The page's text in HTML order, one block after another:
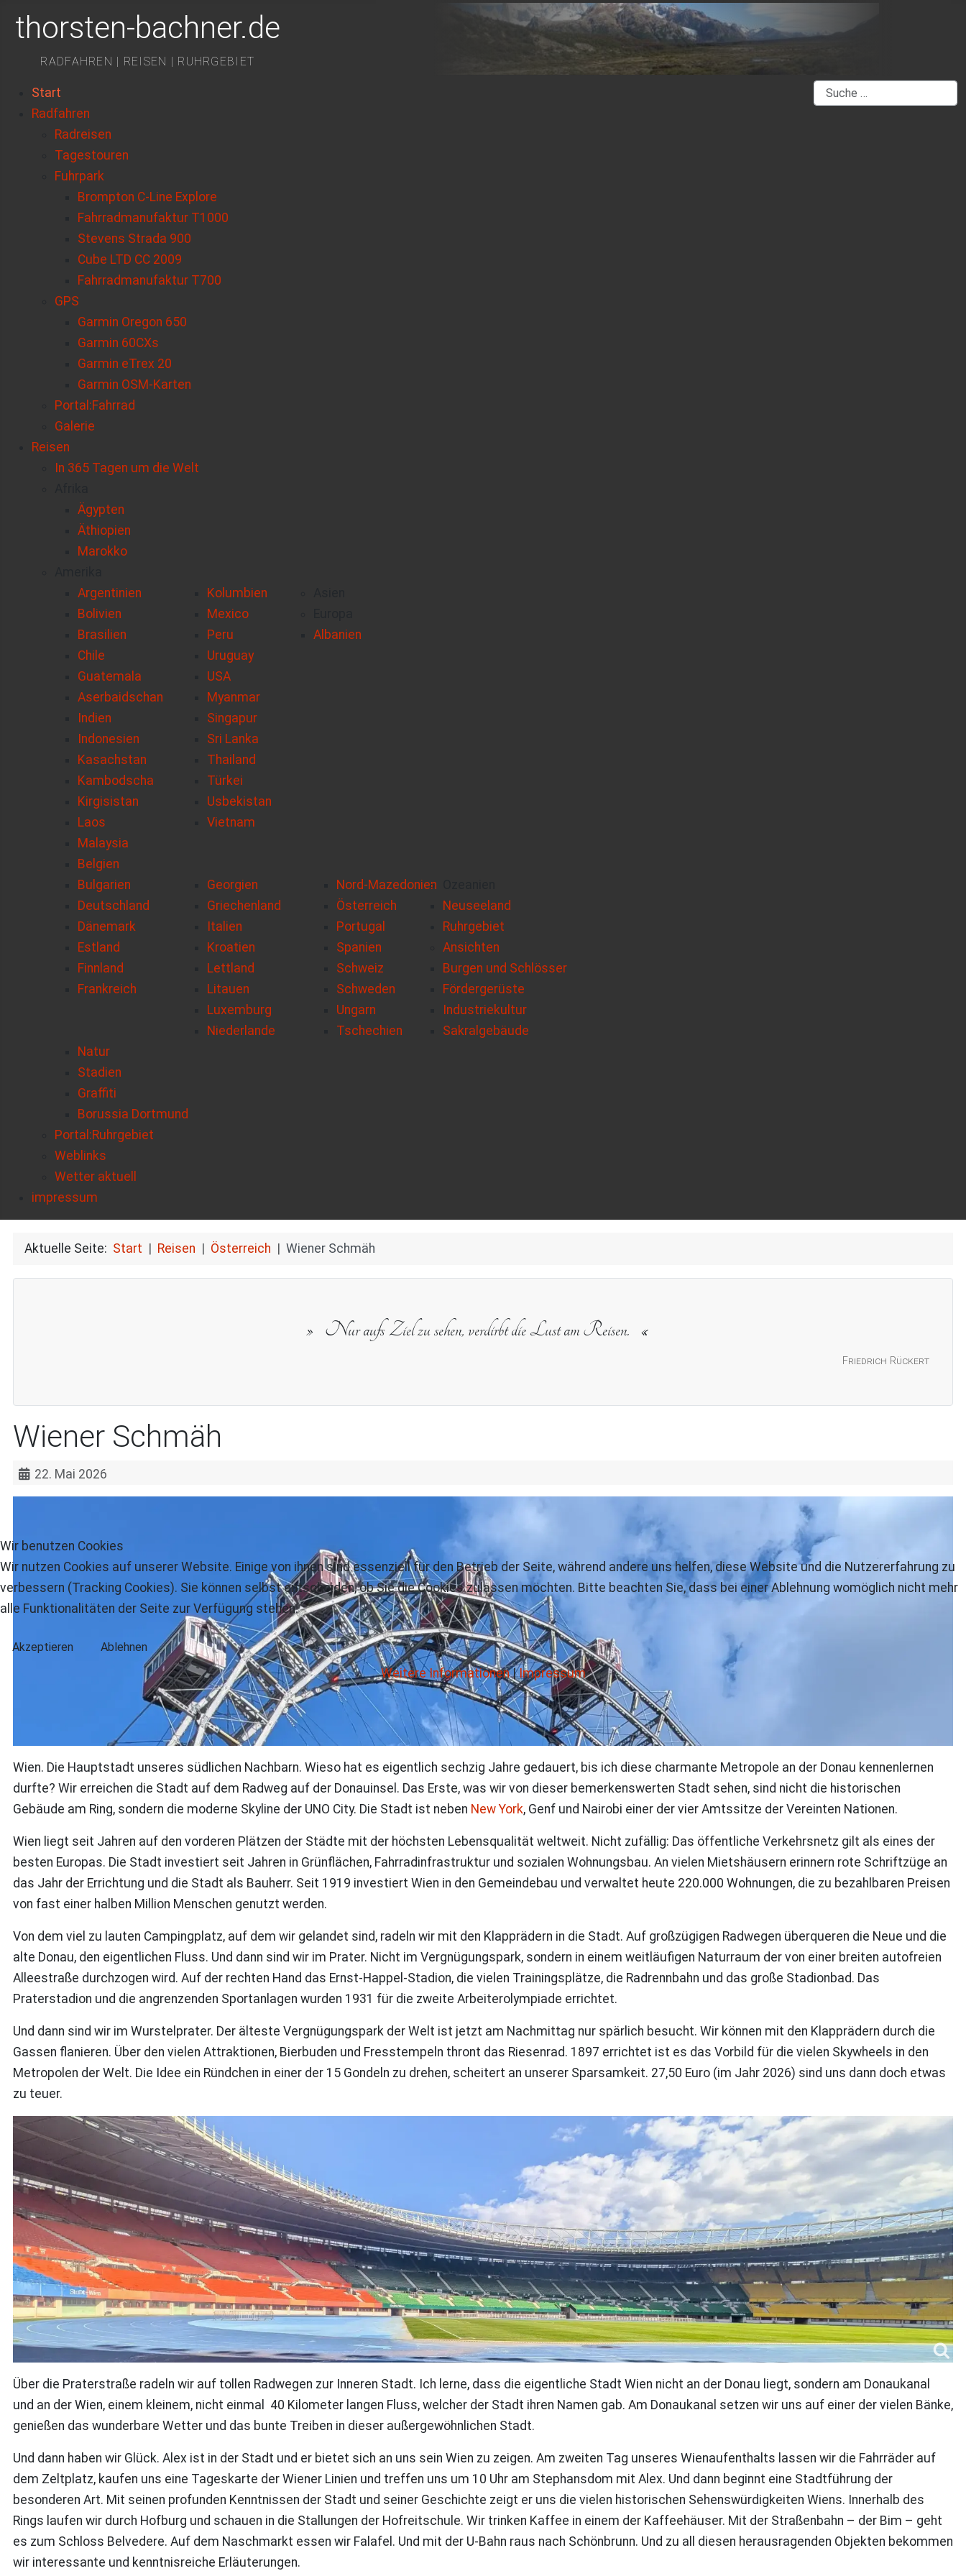
thorsten-bachner.de
RADFAHREN | REISEN | RUHRGEBIET
Start
Radfahren
Radreisen
Tagestouren
Fuhrpark
Brompton C-Line Explore
Fahrradmanufaktur T1000
Stevens Strada 900
Cube LTD CC 2009
Fahrradmanufaktur T700
GPS
Garmin Oregon 650
Garmin 60CXs
Garmin eTrex 20
Garmin OSM-Karten
Portal:Fahrrad
Galerie
Reisen
In 365 Tagen um die Welt
Ägypten
Äthiopien
Marokko
Argentinien
Bolivien
Brasilien
Chile
Guatemala
Kolumbien
Mexico
Peru
Uruguay
USA
Aserbaidschan
Indien
Indonesien
Kasachstan
Kambodscha
Kirgisistan
Laos
Malaysia
Myanmar
Singapur
Sri Lanka
Thailand
Türkei
Usbekistan
Vietnam
Albanien
Belgien
Bulgarien
Deutschland
Dänemark
Estland
Finnland
Frankreich
Georgien
Griechenland
Italien
Kroatien
Lettland
Litauen
Luxemburg
Niederlande
Nord-Mazedonien
Österreich
Portugal
Spanien
Schweiz
Schweden
Ungarn
Tschechien
Neuseeland
Ruhrgebiet
Ansichten
Burgen und Schlösser
Fördergerüste
Industriekultur
Sakralgebäude
Natur
Stadien
Graffiti
Borussia Dortmund
Portal:Ruhrgebiet
Weblinks
Wetter aktuell
impressum
Suchen
Aktuelle Seite: Start Reisen Österreich Wiener Schmäh
Friedrich Rückert
Nur aufs Ziel zu sehen, verdirbt die Lust am Reisen.
Wiener Schmäh
22. Mai 2026
Wien. Die Hauptstadt unseres südlichen Nachbarn. Wieso hat es eigentlich sechzig Jahre gedauert, bis ich diese charmante Metropole an der Donau kennenlernen
durfte? Wir erreichen die Stadt auf dem Radweg auf der Donauinsel. Das Erste, was wir von dieser bemerkenswerten Stadt sehen, sind nicht die historischen
Gebäude am Ring, sondern die moderne Skyline der UNO City. Die Stadt ist neben New York, Genf und Nairobi einer der vier Amtssitze der Vereinten Nationen.
Wien liegt seit Jahren auf den vorderen Plätzen der Städte mit der höchsten Lebensqualität weltweit. Nicht zufällig: Das öffentliche Verkehrsnetz gilt als eines der
besten Europas. Die Stadt investiert seit Jahren in Grünflächen, Fahrradinfrastruktur und sozialen Wohnungsbau. An vielen Mietshäusern erinnern rote Schriftzüge an
das Jahr der Errichtung und die Stadt als Bauherr. Seit 1919 investiert Wien in den Gemeindebau und verwaltet heute 220.000 Wohnungen, die zu bezahlbaren Preisen
von fast einer halben Million Menschen genutzt werden.
Von dem viel zu lauten Campingplatz, auf dem wir gelandet sind, radeln wir mit den Klapprädern in die Stadt. Auf großzügigen Radwegen überqueren die Neue und die
alte Donau, den eigentlichen Fluss. Und dann sind wir im Prater. Nicht im Vergnügungspark, sondern in einem weitläufigen Naturraum der von einer breiten autofreien
Alleestraße durchzogen wird. Auf der rechten Hand das Ernst-Happel-Stadion, die vielen Trainingsplätze, die Radrennbahn und das große Stadionbad. Das
Praterstadion und die angrenzenden Sportanlagen wurden 1931 für die zweite Arbeiterolympiade errichtet.
Und dann sind wir im Wurstelprater. Der älteste Vergnügungspark der Welt ist jetzt am Nachmittag nur spärlich besucht. Wir können mit den Klapprädern durch die
Gassen flanieren. Über den vielen Attraktionen, Bierbuden und Fresstempeln thront das Riesenrad. 1897 errichtet ist es das Vorbild für die vielen Skywheels in den
Metropolen der Welt. Die Idee ein Ründchen in einer der 15 Gondeln zu drehen, scheitert an unserer Sparsamkeit. 27,50 Euro (im Jahr 2026) sind uns dann doch etwas
zu teuer.
Über die Praterstraße radeln wir auf tollen Radwegen zur Inneren Stadt. Ich lerne, dass die eigentliche Stadt Wien nicht an der Donau liegt, sondern am Donaukanal
und an der Wien, einem kleinem, nicht einmal 40 Kilometer langen Fluss, welcher der Stadt ihren Namen gab. Am Donaukanal setzen wir uns auf einer der vielen Bänke,
genießen das wunderbare Wetter und das bunte Treiben in dieser außergewöhnlichen Stadt.
Und dann haben wir Glück. Alex ist in der Stadt und er bietet sich an uns sein Wien zu zeigen. Am zweiten Tag unseres Wienaufenthalts lassen wir die Fahrräder auf
dem Zeltplatz, kaufen uns eine Tageskarte der Wiener Linien und treffen uns um 10 Uhr am Stephansdom mit Alex. Und dann beginnt eine Stadtführung der
besonderen Art. Mit seinen profunden Kenntnissen der Stadt und seiner Geschichte zeigt er uns die vielen historischen Sehenswürdigkeiten Wiens. Innerhalb des
Rings laufen wir durch Hofburg und schauen in die Stallungen der Hofreitschule. Wir trinken Kaffee in einem der Kaffeehäuser. Mit der Straßenbahn – der Bim – geht
es zum Schloss Belvedere. Auf dem Naschmarkt essen wir Falafel. Und mit der U-Bahn raus nach Schönbrunn. Und zu all diesen herausragenden Objekten bekommen
wir interessante und kenntnisreiche Erläuterungen.
Wir benutzen Cookies
Wir nutzen Cookies auf unserer Website. Einige von ihnen sind essenziell für den Betrieb der Seite, während andere uns helfen, diese Website und die Nutzererfahrung zu
verbessern (Tracking Cookies). Sie können selbst entscheiden, ob Sie die Cookies zulassen möchten. Bitte beachten Sie, dass bei einer Ablehnung womöglich nicht mehr
alle Funktionalitäten der Seite zur Verfügung stehen.
Akzeptieren Ablehnen
Weitere Informationen|Impressum